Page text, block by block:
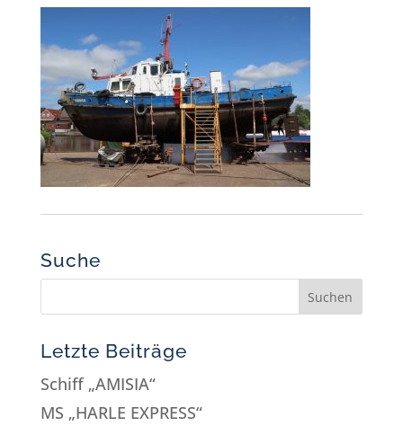
Suche
Letzte Beiträge
Schiff „AMISIA“
MS „HARLE EXPRESS“